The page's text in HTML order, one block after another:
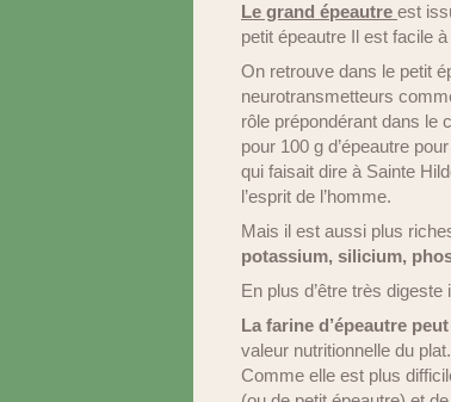
Le grand épeautre est
petit épeautre Il est facile
On retrouve dans le petit
neurotransmetteurs
rôle prépondérant dans le
pour 100 g d’épeautre
qui faisait dire à Sainte
l’esprit de l’homme.
Mais il est aussi plus
potassium, silicium,
En plus d’être très
La farine d’épeautre
valeur nutritionnelle du
Comme elle est plus